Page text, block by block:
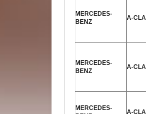
MERCEDES-
BENZ
A-
MERCEDES-
BENZ
A-
MERCEDES-
A-